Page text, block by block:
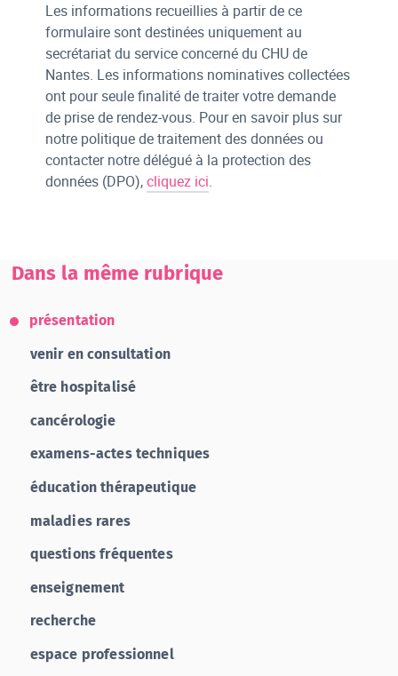
Les informations recueillies à partir de ce
formulaire sont destinées uniquement au
secrétariat du service concerné du CHU de
Nantes. Les informations nominatives collectées
ont pour seule finalité de traiter votre demande
de prise de rendez-vous. Pour en savoir plus sur
notre politique de traitement des données ou
contacter notre délégué à la protection des
données (DPO),cliquez ici.
Dans la même rubrique
présentation
venir en consultation
être hospitalisé
cancérologie
examens-actes techniques
éducation thérapeutique
maladies rares
questions fréquentes
enseignement
recherche
espace professionnel